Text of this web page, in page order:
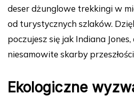
deser dżunglowe trekkingi w
od turystycznych szlaków.
poczujesz się jak Indiana
niesamowite skarby
Ekologiczne